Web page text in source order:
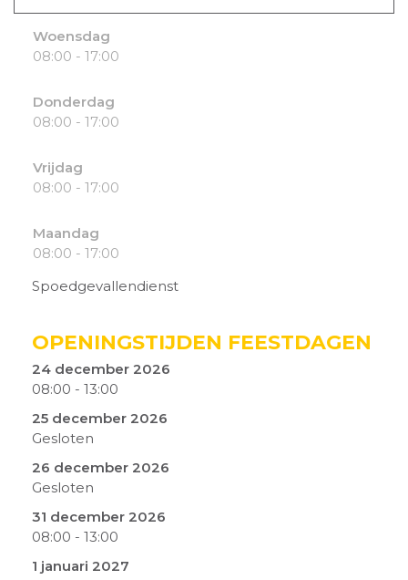
Woensdag
08:00 - 17:00
Donderdag
08:00 - 17:00
Vrijdag
08:00 - 17:00
Maandag
08:00 - 17:00
Spoedgevallendienst
OPENINGSTIJDEN FEESTDAGEN
24 december 2026
08:00 - 13:00
25 december 2026
Gesloten
26 december 2026
Gesloten
31 december 2026
08:00 - 13:00
1 januari 2027